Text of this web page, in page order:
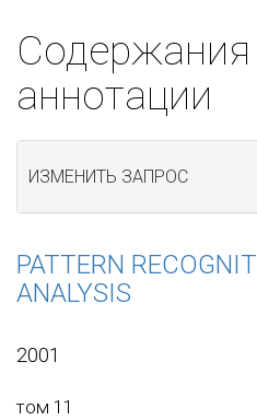
Содержания
аннотации
ИЗМЕНИТЬ ЗАПРОС
PATTERN
ANALYSIS
2001
том 11